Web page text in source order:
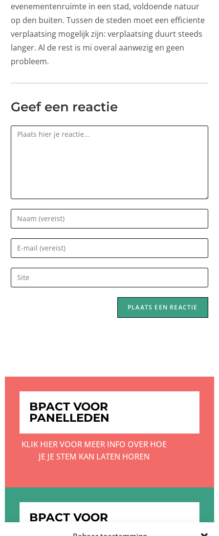
evenementenruimte in een stad, voldoende natuur
op den buiten. Tussen de steden moet een efficiente
verplaatsing mogelijk zijn: verplaatsing duurt steeds
langer. Al de rest is mi overal aanwezig en geen
probleem.
Geef een reactie
BPACT VOOR
PANELLEDEN
KLIK HIER VOOR MEER INFO OVER HOE
JE JE STEM KAN LATEN HOREN
BPACT VOOR